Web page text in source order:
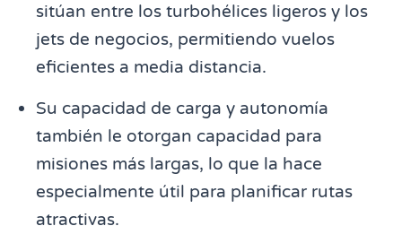
sitúan entre los turbohélices ligeros y los
jets de negocios, permitiendo vuelos
eficientes a media distancia.
Su capacidad de carga y autonomía
también le otorgan capacidad para
misiones más largas, lo que la hace
especialmente útil para planificar rutas
atractivas.